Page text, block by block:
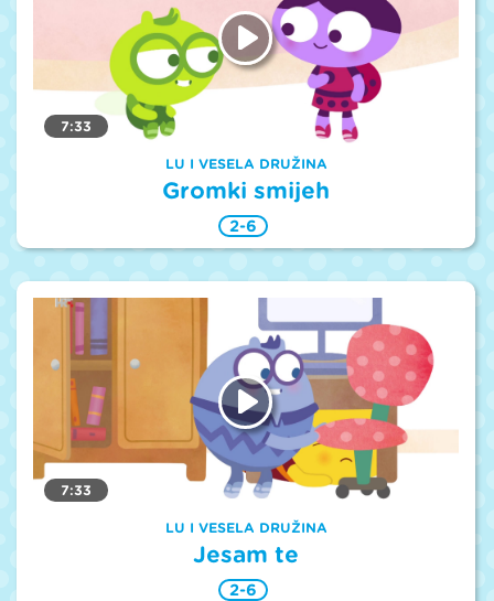
7:33
LU I VESELA DRUŽINA
Gromki smijeh
2-6
7:33
LU I VESELA DRUŽINA
Jesam te
2-6